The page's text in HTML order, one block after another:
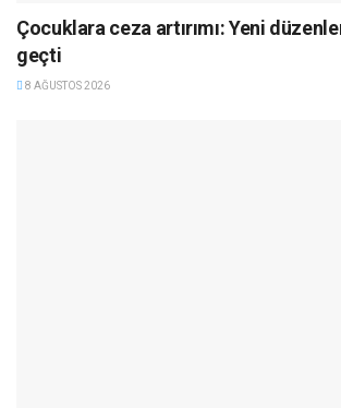
Çocuklara ceza artırımı: Yeni
geçti
8 AĞUSTOS 2026